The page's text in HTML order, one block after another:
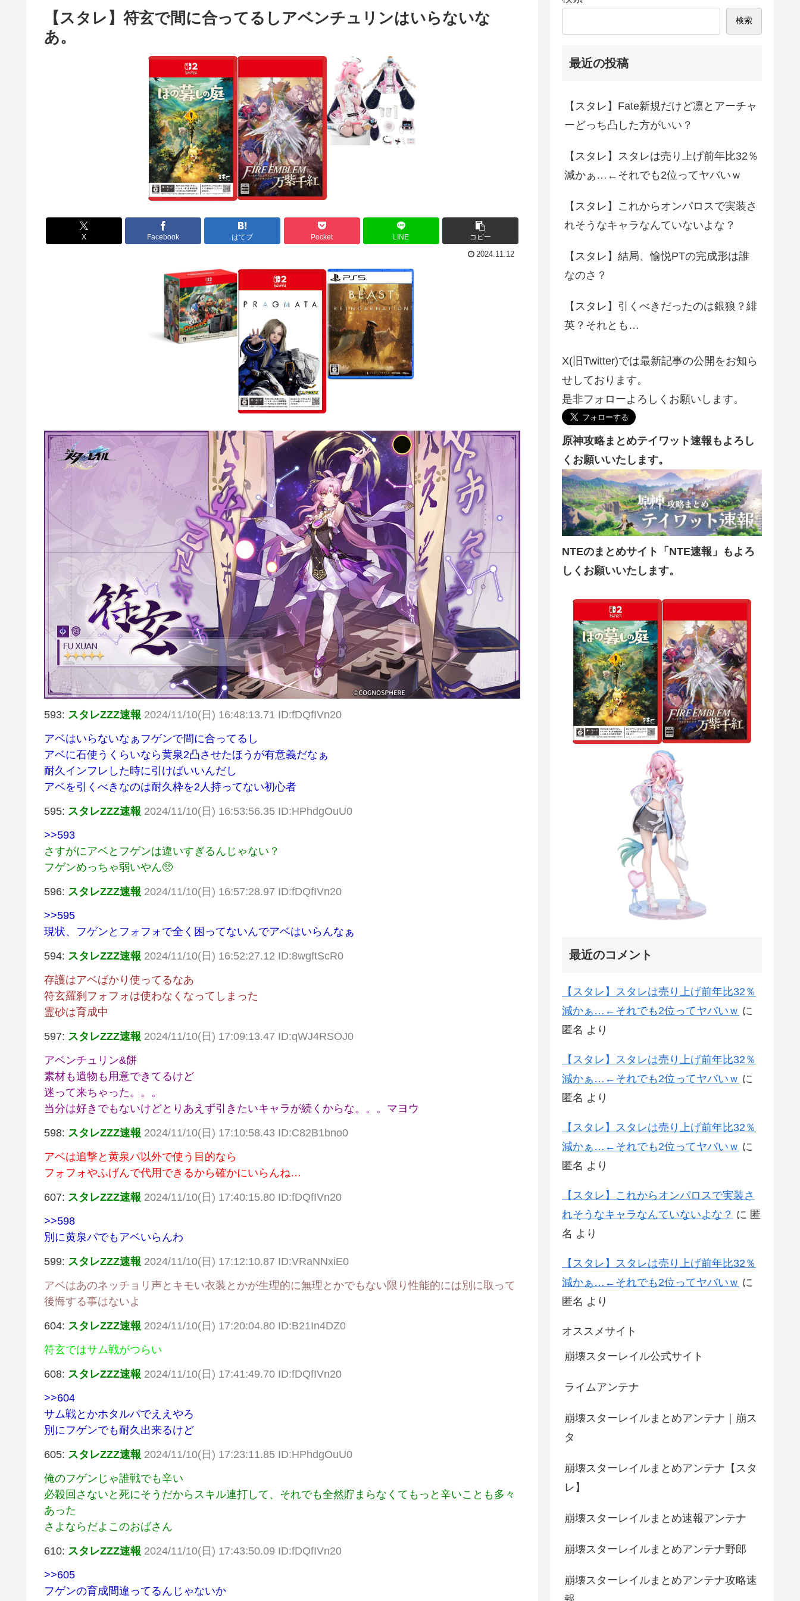
【スタレ】符玄で間に合ってるしアベンチュリンはいらないな
あ。
X Facebook はてブ Pocket LINE コピー
2024.11.12
593: スタレZZZ速報 2024/11/10(日) 16:48:13.71 ID:fDQfIVn20
アベはいらないなぁフゲンで間に合ってるし
アベに石使うくらいなら黄泉2凸させたほうが有意義だなぁ
耐久インフレした時に引けばいいんだし
アベを引くべきなのは耐久枠を2人持ってない初心者
595: スタレZZZ速報 2024/11/10(日) 16:53:56.35 ID:HPhdgOuU0
>>593
さすがにアベとフゲンは違いすぎるんじゃない？
フゲンめっちゃ弱いやん🥺
596: スタレZZZ速報 2024/11/10(日) 16:57:28.97 ID:fDQfIVn20
>>595
現状、フゲンとフォフォで全く困ってないんでアベはいらんなぁ
594: スタレZZZ速報 2024/11/10(日) 16:52:27.12 ID:8wgftScR0
存護はアベばかり使ってるなあ
符玄羅刹フォフォは使わなくなってしまった
霊砂は育成中
597: スタレZZZ速報 2024/11/10(日) 17:09:13.47 ID:qWJ4RSOJ0
アベンチュリン&餅
素材も遺物も用意できてるけど
迷って来ちゃった。。。
当分は好きでもないけどとりあえず引きたいキャラが続くからな。。。マヨウ
598: スタレZZZ速報 2024/11/10(日) 17:10:58.43 ID:C82B1bno0
アベは追撃と黄泉パ以外で使う目的なら
フォフォやふげんで代用できるから確かにいらんね…
607: スタレZZZ速報 2024/11/10(日) 17:40:15.80 ID:fDQfIVn20
>>598
別に黄泉パでもアベいらんわ
599: スタレZZZ速報 2024/11/10(日) 17:12:10.87 ID:VRaNNxiE0
アベはあのネッチョリ声とキモい衣装とかが生理的に無理とかでもない限り性能的には別に取って
後悔する事はないよ
604: スタレZZZ速報 2024/11/10(日) 17:20:04.80 ID:B21In4DZ0
符玄ではサム戦がつらい
608: スタレZZZ速報 2024/11/10(日) 17:41:49.70 ID:fDQfIVn20
>>604
サム戦とかホタルパでええやろ
別にフゲンでも耐久出来るけど
605: スタレZZZ速報 2024/11/10(日) 17:23:11.85 ID:HPhdgOuU0
俺のフゲンじゃ誰戦でも辛い
必殺回さないと死にそうだからスキル連打して、それでも全然貯まらなくてもっと辛いことも多々
あった
さよならだよこのおばさん
610: スタレZZZ速報 2024/11/10(日) 17:43:50.09 ID:fDQfIVn20
>>605
フゲンの育成間違ってるんじゃないか
検索
最近の投稿
【スタレ】Fate新規だけど凛とアーチャ
ーどっち凸した方がいい？
【スタレ】スタレは売り上げ前年比32％
減かぁ…←それでも2位ってヤバいｗ
【スタレ】これからオンパロスで実装さ
れそうなキャラなんていないよな？
【スタレ】結局、愉悦PTの完成形は誰
なのさ？
【スタレ】引くべきだったのは銀狼？緋
英？それとも…
X(旧Twitter)では最新記事の公開をお知ら
せしております。
是非フォローよろしくお願いします。
原神攻略まとめテイワット速報もよろし
くお願いいたします。
NTEのまとめサイト「NTE速報」もよろ
しくお願いいたします。
最近のコメント
【スタレ】スタレは売り上げ前年比32％
減かぁ…←それでも2位ってヤバいｗ に
匿名 より
【スタレ】スタレは売り上げ前年比32％
減かぁ…←それでも2位ってヤバいｗ に
匿名 より
【スタレ】スタレは売り上げ前年比32％
減かぁ…←それでも2位ってヤバいｗ に
匿名 より
【スタレ】これからオンパロスで実装さ
れそうなキャラなんていないよな？ に 匿
名 より
【スタレ】スタレは売り上げ前年比32％
減かぁ…←それでも2位ってヤバいｗ に
匿名 より
オススメサイト
崩壊スターレイル公式サイト
ライムアンテナ
崩壊スターレイルまとめアンテナ｜崩ス
タ
崩壊スターレイルまとめアンテナ【スタ
レ】
崩壊スターレイルまとめ速報アンテナ
崩壊スターレイルまとめアンテナ野郎
崩壊スターレイルまとめアンテナ攻略速